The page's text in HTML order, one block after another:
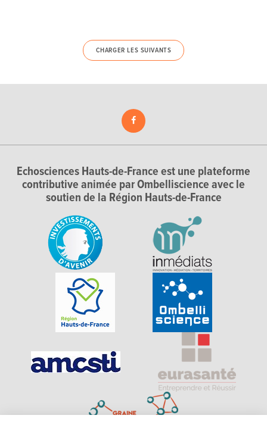
CHARGER LES SUIVANTS
Echosciences Hauts-de-France est une plateforme
contributive animée par Ombelliscience avec le
soutien de la Région Hauts-de-France